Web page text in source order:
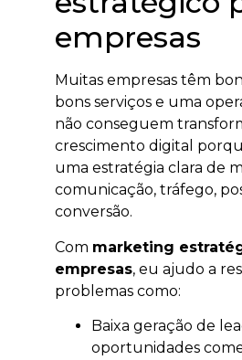
empresas
Muitas empresas têm
bons serviços e uma
não conseguem
crescimento digital
uma estratégia clara de
comunicação, tráfego,
conversão.
Com marketing
empresas, eu ajudo a
problemas como:
Baixa geração de
oportunidades